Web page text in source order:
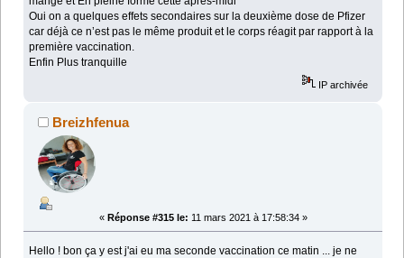
Oui on a quelques effets secondaires sur la deuxième dose de Pfizer
car déjà ce n’est pas le même produit et le corps réagit par rapport à la
première vaccination.
Enfin Plus tranquille
IP archivée
Breizhfenua
« Réponse #315 le: 11 mars 2021 à 17:58:34 »
Hello ! bon ça y est j'ai eu ma seconde vaccination ce matin ... je ne